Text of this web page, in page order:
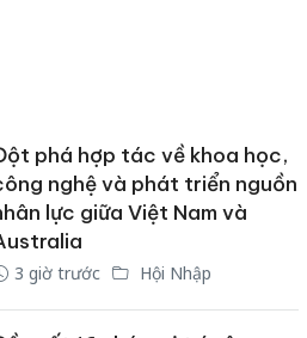
phá hợp tác về khoa học,
nghệ và phát triển nguồn
lực giữa Việt Nam và
3 giờ trước Hội Nhập